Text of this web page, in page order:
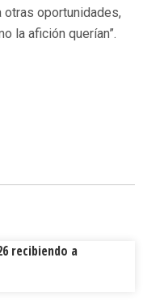
otras oportunidades,
la afición querían”.
recibiendo a